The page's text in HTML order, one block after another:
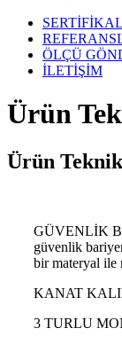
ÖLÇÜ
İLETİŞİM
Ürün
Ürün
GÜVENLİK
güvenlik
bir materyal ile
KANAT
3 TURLU